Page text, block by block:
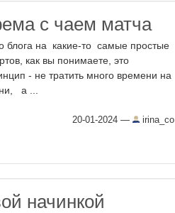
с чаем матча
блога на какие-то самые простые
как вы понимаете, это
- не тратить много времени на
а ...
20-01-2024 — irina_co
начинкой